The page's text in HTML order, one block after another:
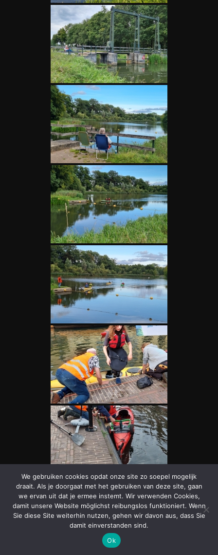
Facebook
Twitter
EmailDelen
We gebruiken cookies opdat onze site zo soepel mogelijk
draait. Als je doorgaat met het gebruiken van deze site, gaan
we ervan uit dat je ermee instemt. Wir verwenden Cookies,
damit unsere Website möglichst reibungslos funktioniert. Wenn
Sie diese Site weiterhin nutzen, gehen wir davon aus, dass Sie
damit einverstanden sind.
Ok